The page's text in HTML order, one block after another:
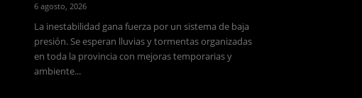
6 agosto, 2026
La inestabilidad gana fuerza por un sistema de baja
presión. Se esperan lluvias y tormentas organizadas
en toda la provincia con mejoras temporarias y
ambiente...